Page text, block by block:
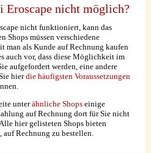
Eroscape nicht möglich?
nicht funktioniert, kann das
Shops müssen verschiedene
man als Kunde auf Rechnung kaufen
auch vor, dass diese Möglichkeit im
aufgefordert werden, eine andere
hierdie häufigsten Voraussetzungen
unterähnliche Shops einige
auf Rechnung dort für Sie nicht
hier gelisteten Shops bieten
Rechnung zu bestellen.